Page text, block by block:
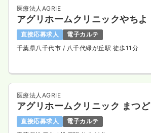
医療法人AGRIE
アグリホームクリニックやちよ
直接応募求人
電子カルテ
千葉県八千代市 / 八千代緑が丘駅 徒歩11分
医療法人AGRIE
アグリホームクリニック まつど
直接応募求人
電子カルテ